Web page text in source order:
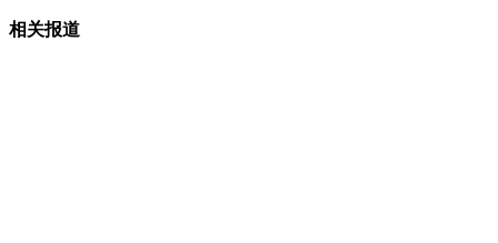
部委门前看改革 民众寄语各不一
相关报道